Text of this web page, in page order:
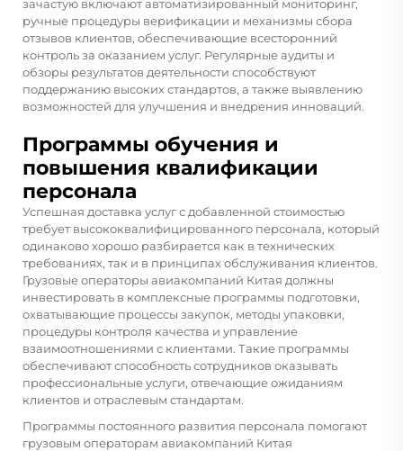
зачастую включают автоматизированный мониторинг,
ручные процедуры верификации и механизмы сбора
отзывов клиентов, обеспечивающие всесторонний
контроль за оказанием услуг. Регулярные аудиты и
обзоры результатов деятельности способствуют
поддержанию высоких стандартов, а также выявлению
возможностей для улучшения и внедрения инноваций.
Программы обучения и
повышения квалификации
персонала
Успешная доставка услуг с добавленной стоимостью
требует высококвалифицированного персонала, который
одинаково хорошо разбирается как в технических
требованиях, так и в принципах обслуживания клиентов.
Грузовые операторы авиакомпаний Китая должны
инвестировать в комплексные программы подготовки,
охватывающие процессы закупок, методы упаковки,
процедуры контроля качества и управление
взаимоотношениями с клиентами. Такие программы
обеспечивают способность сотрудников оказывать
профессиональные услуги, отвечающие ожиданиям
клиентов и отраслевым стандартам.
Программы постоянного развития персонала помогают
грузовым операторам авиакомпаний Китая